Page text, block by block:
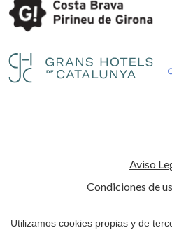
Aviso
Condiciones de
Política de
Utilizamos cookies propias y de
Guardar configuración